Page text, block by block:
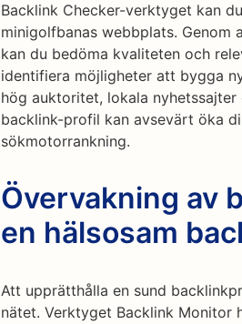
Backlink Checker-verktyget kan
minigolfbanas webbplats.
kan du bedöma kvaliteten och
identifiera möjligheter att bygga
hög auktoritet, lokala
backlink-profil kan avsevärt öka
sökmotorrankning.
Övervakning av
en hälsosam
Att upprätthålla en sund
nätet. Verktyget Backlink Monitor